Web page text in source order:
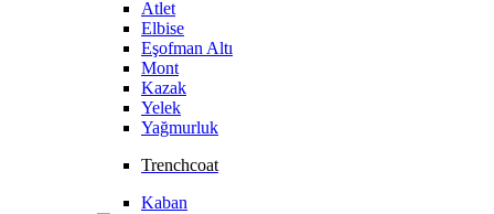
Atlet
Elbise
Eşofman Altı
Mont
Kazak
Yelek
Yağmurluk
Trenchcoat
Kaban